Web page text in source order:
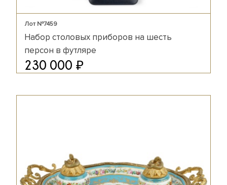
Лот №7459
Набор столовых приборов на шесть
персон в футляре
230 000 ₽